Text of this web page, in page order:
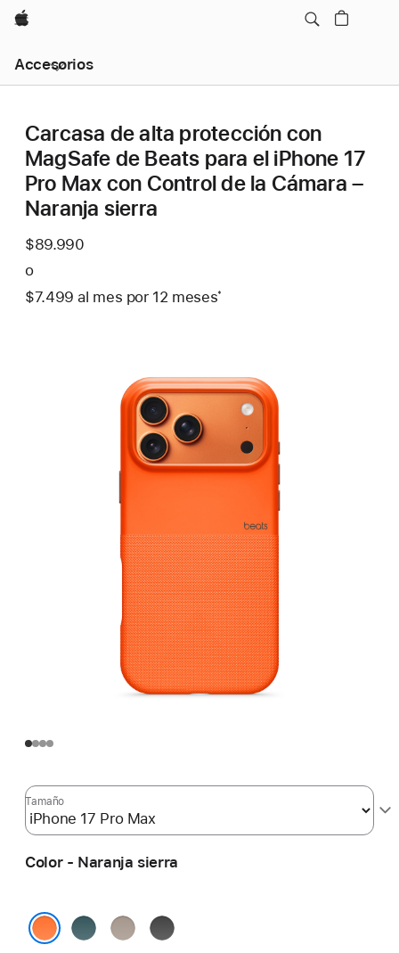
Apple
Accesorios
local
-
menúCarcasa de alta protección con
MagSafe de Beats para el iPhone 17
Pro Max con Control de la Cámara –
Naranja sierra
$89.990
o
$7.499 al mes Al
por 12 mesesmeses
Nota
página
*
Tamaño
Color - Naranja sierra
Azul
Gris
Negro